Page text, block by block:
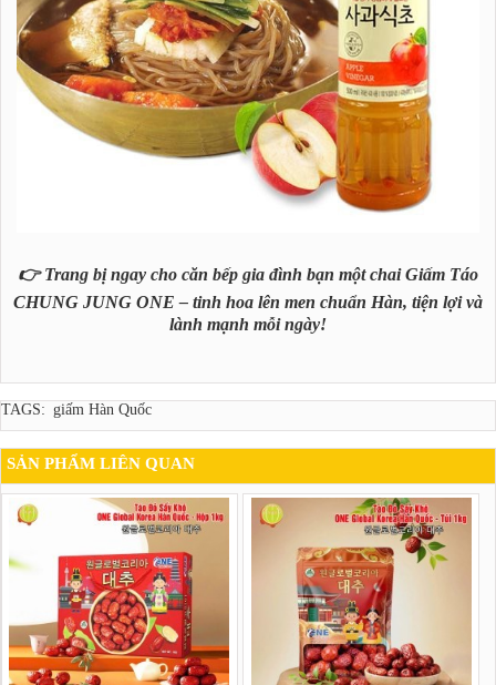
👉 Trang bị ngay cho căn bếp gia đình bạn một chai Giấm Táo
CHUNG JUNG ONE – tinh hoa lên men chuẩn Hàn, tiện lợi và
lành mạnh mỗi ngày!
TAGS: giấm Hàn Quốc
SẢN PHẨM LIÊN QUAN